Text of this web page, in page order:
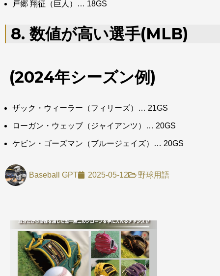
戸郷 翔征（巨人）… 18GS
8. 数値が高い選手(MLB)
(2024年シーズン例)
ザック・ウィーラー（フィリーズ）… 21GS
ローガン・ウェッブ（ジャイアンツ）… 20GS
ケビン・ゴーズマン（ブルージェイズ）… 20GS
Baseball GPT 2025-05-12 野球用語